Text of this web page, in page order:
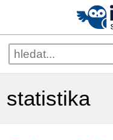
statistika